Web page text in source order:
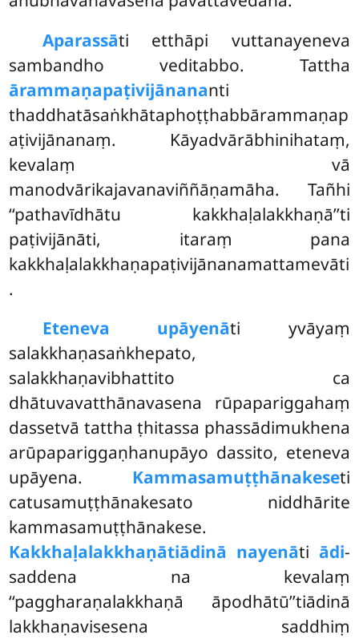
Aparassāti etthāpi vuttanayeneva
sambandho veditabbo. Tattha
ārammaṇapaṭivijānananti
thaddhatāsaṅkhātaphoṭṭhabbārammaṇap
aṭivijānanaṃ. Kāyadvārābhinihataṃ,
kevalaṃ vā
manodvārikajavanaviññāṇamāha. Tañhi
‘‘pathavīdhātu kakkhaḷalakkhaṇā’’ti
paṭivijānāti, itaraṃ pana
kakkhaḷalakkhaṇapaṭivijānanamattamevāti
.
Eteneva upāyenāti yvāyaṃ
salakkhaṇasaṅkhepato,
salakkhaṇavibhattito ca
dhātuvavatthānavasena rūpapariggahaṃ
dassetvā tattha ṭhitassa phassādimukhena
arūpapariggaṇhanupāyo dassito, eteneva
upāyena. Kammasamuṭṭhānakeseti
catusamuṭṭhānakesato niddhārite
kammasamuṭṭhānakese.
Kakkhaḷalakkhaṇātiādinā nayenāti ādi-
saddena na kevalaṃ
‘‘paggharaṇalakkhaṇā āpodhātū’’tiādinā
lakkhaṇavisesena saddhiṃ